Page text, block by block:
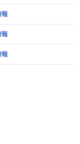
報